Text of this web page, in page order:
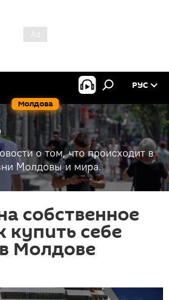
Молдова
РУС
о том, что происходит в
Молдовы и мира.
собственное
купить себе
Молдове